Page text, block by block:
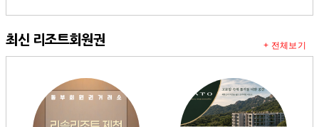
최신 리조트회원권 + 전체보기